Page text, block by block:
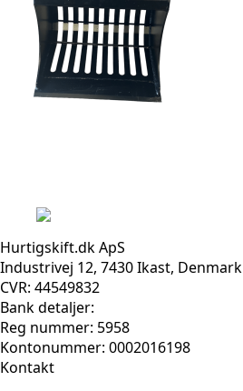
Hurtigskift.dk ApS
Industrivej 12, 7430 Ikast, Denmark
CVR: 44549832
Bank detaljer:
Reg nummer: 5958
Kontonummer: 0002016198
Kontakt